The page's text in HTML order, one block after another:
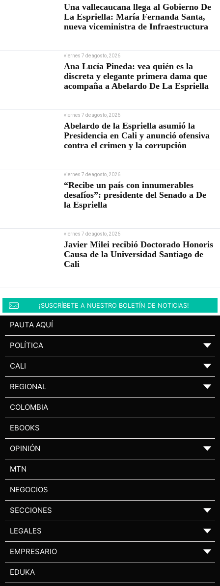
Una vallecaucana llega al Gobierno De
La Espriella: María Fernanda Santa,
nueva viceministra de Infraestructura
viernes 7 de agosto, 2026
Ana Lucía Pineda: vea quién es la
discreta y elegante primera dama que
acompaña a Abelardo De La Espriella
viernes 7 de agosto, 2026
Abelardo de la Espriella asumió la
Presidencia en Cali y anunció ofensiva
contra el crimen y la corrupción
viernes 7 de agosto, 2026
“Recibe un país con innumerables
desafíos”: presidente del Senado a De
la Espriella
viernes 7 de agosto, 2026
Javier Milei recibió Doctorado Honoris
Causa de la Universidad Santiago de
Cali
¡SUSCRÍBETE A NUESTRO BOLETÍN DE NOTICIAS!
PAUTA AQUÍ
POLÍTICA ▼
CALI ▼
REGIONAL ▼
COLOMBIA
EBOOKS
OPINIÓN ▼
MTN
NEGOCIOS
SECCIONES ▼
LEGALES ▼
EMPRESARIO ▼
EDUKA